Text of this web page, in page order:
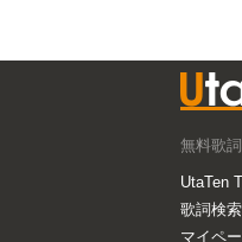
無料歌
UtaTen
歌詞検索
マイペ